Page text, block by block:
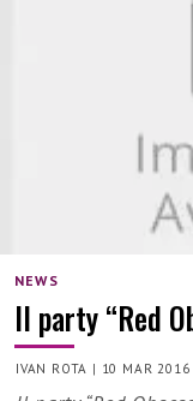
NEWS
Il party “Red
IVAN ROTA | 10 MAR 2016